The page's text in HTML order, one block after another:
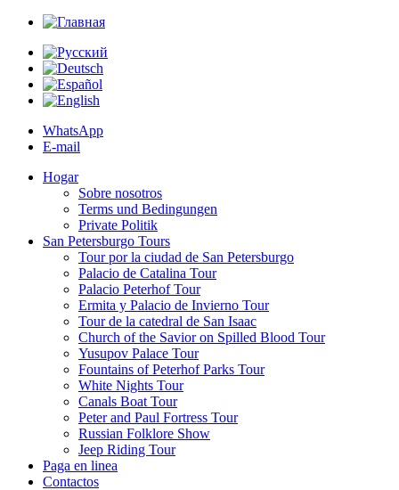
WhatsApp
E-mail
Hogar
Sobre nosotros
Terms und Bedingungen
Private Politik
San Petersburgo Tours
Tour por la ciudad de San Petersburgo
Palacio de Catalina Tour
Palacio Peterhof Tour
Ermita y Palacio de Invierno Tour
Tour de la catedral de San Isaac
Church of the Savior on Spilled Blood Tour
Yusupov Palace Tour
Fountains of Peterhof Parks Tour
White Nights Tour
Canals Boat Tour
Peter and Paul Fortress Tour
Russian Folklore Show
Jeep Riding Tour
Paga en linea
Contactos